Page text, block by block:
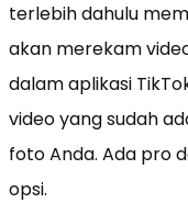
terlebih dahulu
akan merekam
dalam aplikasi
video yang sudah
foto Anda. Ada pro
opsi.